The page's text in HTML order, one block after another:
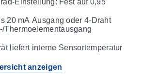
Einstellung: Fest auf 0,95
20 mA Ausgang oder 4-Draht
Thermoelementausgang
liefert interne Sensortemperatur
anzeigen